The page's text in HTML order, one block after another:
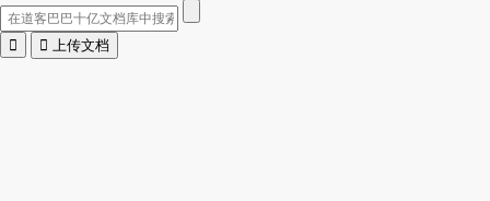
  上传文档